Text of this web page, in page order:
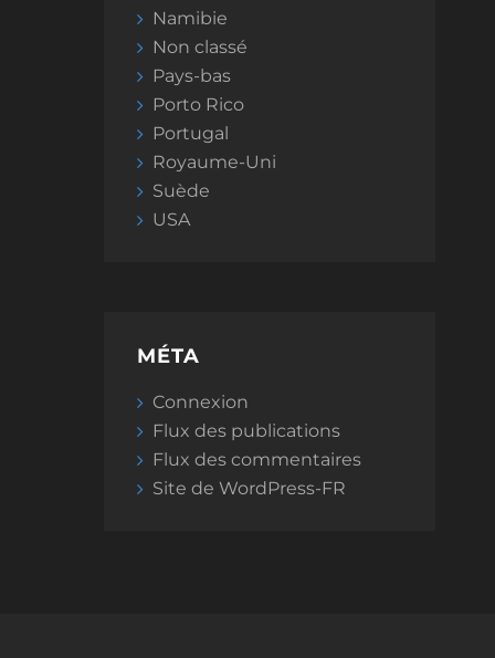
Namibie
Non classé
Pays-bas
Porto Rico
Portugal
Royaume-Uni
Suède
USA
MÉTA
Connexion
Flux des publications
Flux des commentaires
Site de WordPress-FR